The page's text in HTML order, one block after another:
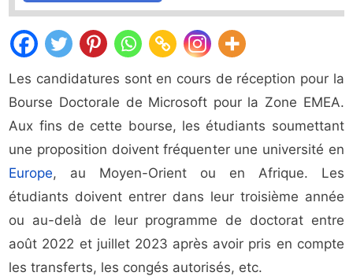
Les candidatures sont en cours de réception pour la
Bourse Doctorale de Microsoft pour la Zone EMEA.
Aux fins de cette bourse, les étudiants soumettant
une proposition doivent fréquenter une université en
Europe, au Moyen-Orient ou en Afrique. Les
étudiants doivent entrer dans leur troisième année
ou au-delà de leur programme de doctorat entre
août 2022 et juillet 2023 après avoir pris en compte
les transferts, les congés autorisés, etc.